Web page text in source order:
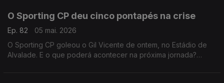
O Sporting CP deu cinco pontapés na crise
Ep. 82
05 mai. 2026
O Sporting CP goleou o Gil Vicente de ontem, no Estádio de
Alvalade. E o que poderá acontecer na próxima jornada?